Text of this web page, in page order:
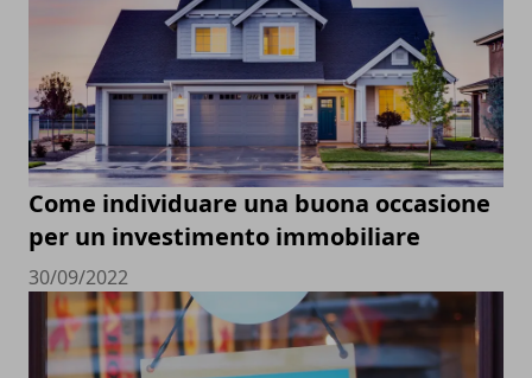
Come individuare una buona occasione
per un investimento immobiliare
30/09/2022